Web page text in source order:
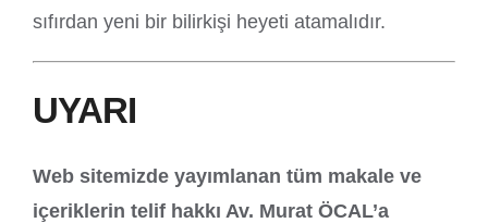
sıfırdan yeni bir bilirkişi heyeti atamalıdır.
UYARI
Web sitemizde yayımlanan tüm makale ve
içeriklerin telif hakkı Av. Murat ÖCAL’a